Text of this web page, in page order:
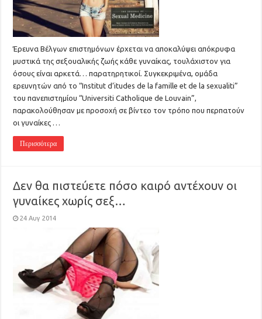
Έρευνα Βέλγων επιστημόνων έρχεται να αποκαλύψει απόκρυφα
μυστικά της σεξουαλικής ζωής κάθε γυναίκας, τουλάχιστον για
όσους είναι αρκετά… παρατηρητικοί. Συγκεκριμένα, ομάδα
ερευνητών από το “Institut d’itudes de la famille et de la sexualiti”
του πανεπιστημίου “Universiti Catholique de Louvain”,
παρακολούθησαν με προσοχή σε βίντεο τον τρόπο που περπατούν
οι γυναίκες …
Περισσότερα
Δεν θα πιστεύετε πόσο καιρό αντέχουν οι
γυναίκες χωρίς σεξ…
24 Αυγ 2014